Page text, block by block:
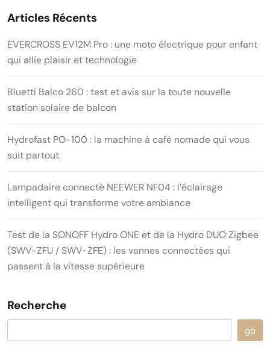
Articles Récents
EVERCROSS EV12M Pro : une moto électrique pour enfant
qui allie plaisir et technologie
Bluetti Balco 260 : test et avis sur la toute nouvelle
station solaire de balcon
Hydrofast PO-100 : la machine à café nomade qui vous
suit partout.
Lampadaire connecté NEEWER NF04 : l’éclairage
intelligent qui transforme votre ambiance
Test de la SONOFF Hydro ONE et de la Hydro DUO Zigbee
(SWV-ZFU / SWV-ZFE) : les vannes connectées qui
passent à la vitesse supérieure
Recherche
go